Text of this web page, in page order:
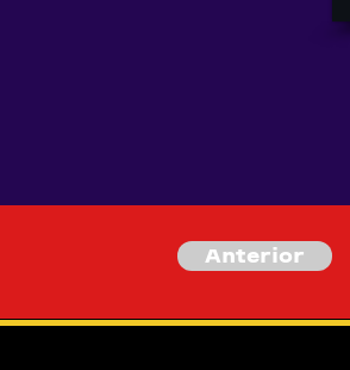
Anterior